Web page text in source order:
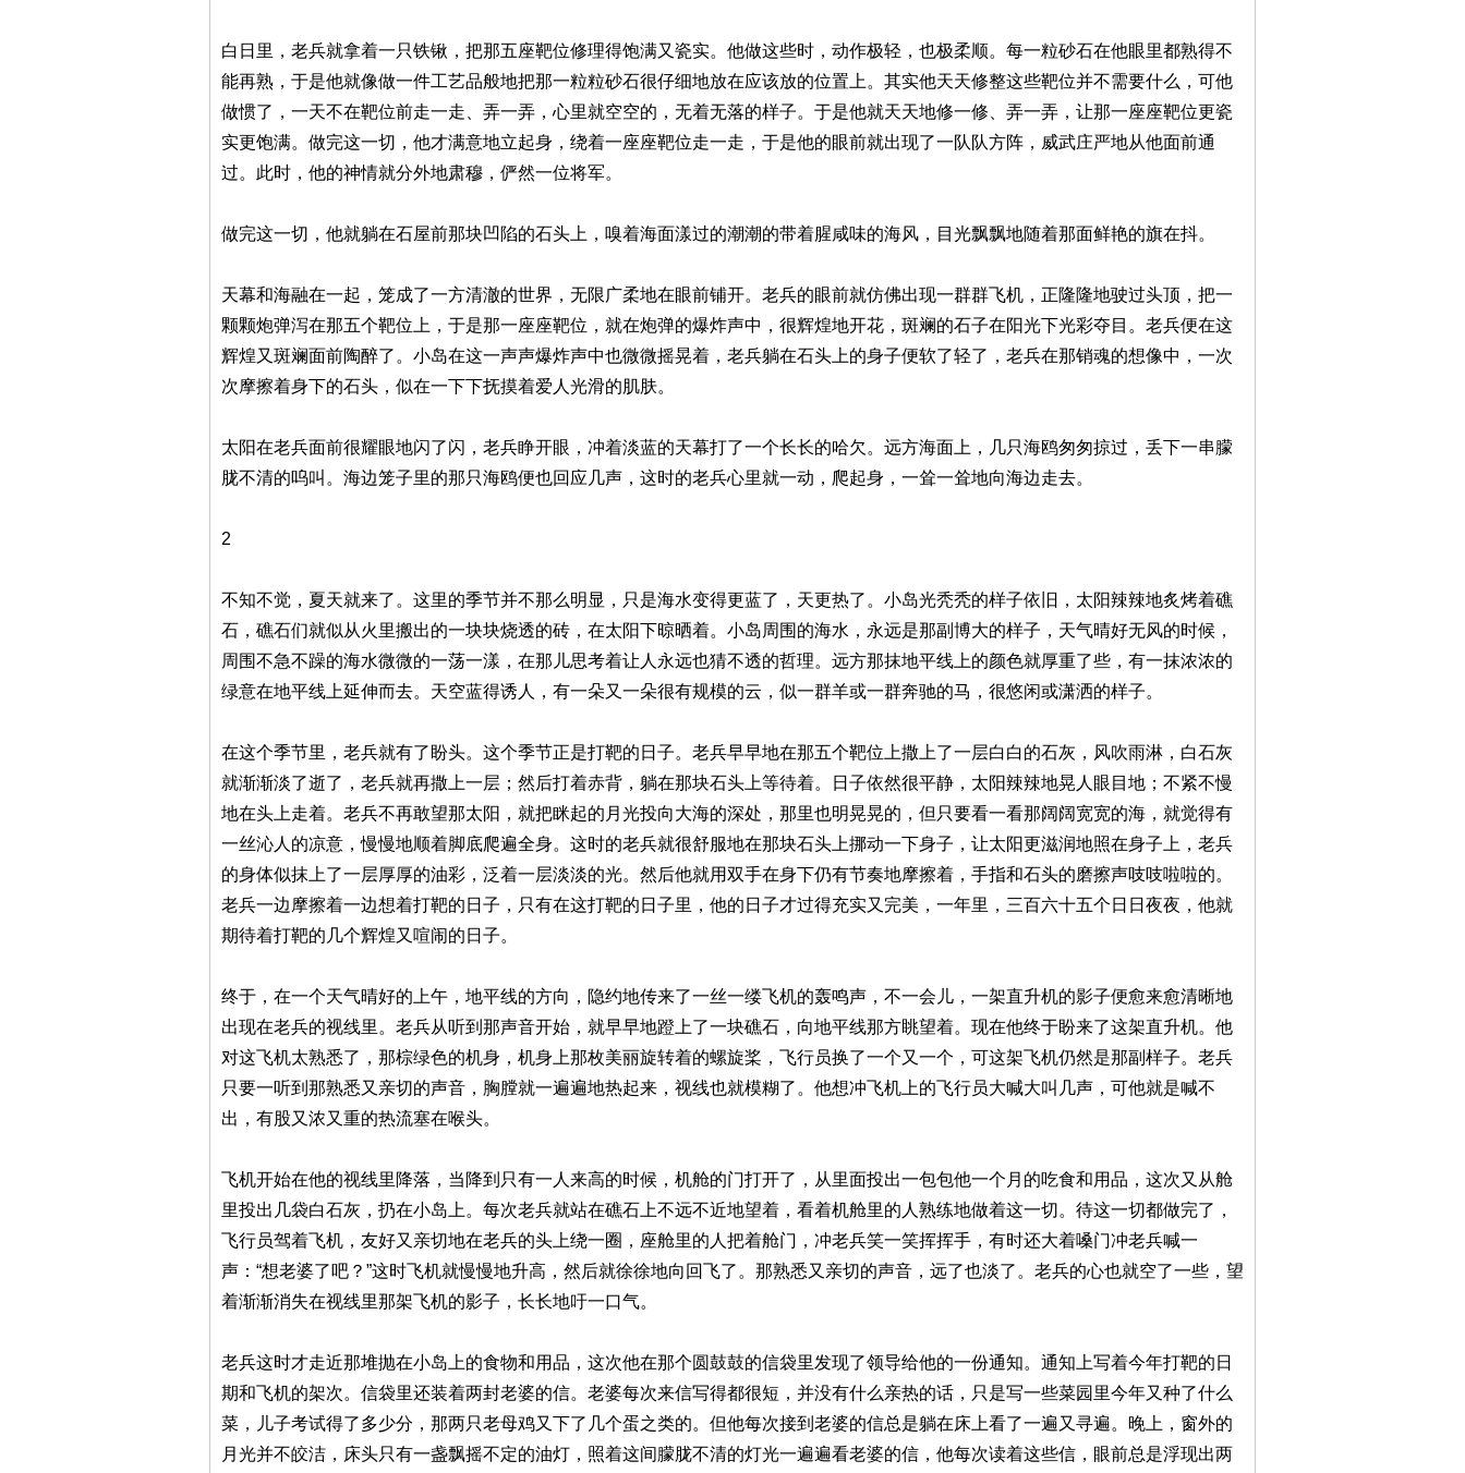
白日里，老兵就拿着一只铁锹，把那五座靶位修理得饱满又瓷实。他做这些时，动作极轻，也极柔顺。每一粒砂石在他眼里都熟得不
能再熟，于是他就像做一件工艺品般地把那一粒粒砂石很仔细地放在应该放的位置上。其实他天天修整这些靶位并不需要什么，可他
做惯了，一天不在靶位前走一走、弄一弄，心里就空空的，无着无落的样子。于是他就天天地修一修、弄一弄，让那一座座靶位更瓷
实更饱满。做完这一切，他才满意地立起身，绕着一座座靶位走一走，于是他的眼前就出现了一队队方阵，威武庄严地从他面前通
过。此时，他的神情就分外地肃穆，俨然一位将军。
做完这一切，他就躺在石屋前那块凹陷的石头上，嗅着海面漾过的潮潮的带着腥咸味的海风，目光飘飘地随着那面鲜艳的旗在抖。
天幕和海融在一起，笼成了一方清澈的世界，无限广柔地在眼前铺开。老兵的眼前就仿佛出现一群群飞机，正隆隆地驶过头顶，把一
颗颗炮弹泻在那五个靶位上，于是那一座座靶位，就在炮弹的爆炸声中，很辉煌地开花，斑斓的石子在阳光下光彩夺目。老兵便在这
辉煌又斑斓面前陶醉了。小岛在这一声声爆炸声中也微微摇晃着，老兵躺在石头上的身子便软了轻了，老兵在那销魂的想像中，一次
次摩擦着身下的石头，似在一下下抚摸着爱人光滑的肌肤。
太阳在老兵面前很耀眼地闪了闪，老兵睁开眼，冲着淡蓝的天幕打了一个长长的哈欠。远方海面上，几只海鸥匆匆掠过，丢下一串朦
胧不清的呜叫。海边笼子里的那只海鸥便也回应几声，这时的老兵心里就一动，爬起身，一耸一耸地向海边走去。
2
不知不觉，夏天就来了。这里的季节并不那么明显，只是海水变得更蓝了，天更热了。小岛光秃秃的样子依旧，太阳辣辣地炙烤着礁
石，礁石们就似从火里搬出的一块块烧透的砖，在太阳下晾晒着。小岛周围的海水，永远是那副博大的样子，天气晴好无风的时候，
周围不急不躁的海水微微的一荡一漾，在那儿思考着让人永远也猜不透的哲理。远方那抹地平线上的颜色就厚重了些，有一抹浓浓的
绿意在地平线上延伸而去。天空蓝得诱人，有一朵又一朵很有规模的云，似一群羊或一群奔驰的马，很悠闲或潇洒的样子。
在这个季节里，老兵就有了盼头。这个季节正是打靶的日子。老兵早早地在那五个靶位上撒上了一层白白的石灰，风吹雨淋，白石灰
就渐渐淡了逝了，老兵就再撒上一层；然后打着赤背，躺在那块石头上等待着。日子依然很平静，太阳辣辣地晃人眼目地；不紧不慢
地在头上走着。老兵不再敢望那太阳，就把眯起的月光投向大海的深处，那里也明晃晃的，但只要看一看那阔阔宽宽的海，就觉得有
一丝沁人的凉意，慢慢地顺着脚底爬遍全身。这时的老兵就很舒服地在那块石头上挪动一下身子，让太阳更滋润地照在身子上，老兵
的身体似抹上了一层厚厚的油彩，泛着一层淡淡的光。然后他就用双手在身下仍有节奏地摩擦着，手指和石头的磨擦声吱吱啦啦的。
老兵一边摩擦着一边想着打靶的日子，只有在这打靶的日子里，他的日子才过得充实又完美，一年里，三百六十五个日日夜夜，他就
期待着打靶的几个辉煌又喧闹的日子。
终于，在一个天气晴好的上午，地平线的方向，隐约地传来了一丝一缕飞机的轰鸣声，不一会儿，一架直升机的影子便愈来愈清晰地
出现在老兵的视线里。老兵从听到那声音开始，就早早地蹬上了一块礁石，向地平线那方眺望着。现在他终于盼来了这架直升机。他
对这飞机太熟悉了，那棕绿色的机身，机身上那枚美丽旋转着的螺旋桨，飞行员换了一个又一个，可这架飞机仍然是那副样子。老兵
只要一听到那熟悉又亲切的声音，胸膛就一遍遍地热起来，视线也就模糊了。他想冲飞机上的飞行员大喊大叫几声，可他就是喊不
出，有股又浓又重的热流塞在喉头。
飞机开始在他的视线里降落，当降到只有一人来高的时候，机舱的门打开了，从里面投出一包包他一个月的吃食和用品，这次又从舱
里投出几袋白石灰，扔在小岛上。每次老兵就站在礁石上不远不近地望着，看着机舱里的人熟练地做着这一切。待这一切都做完了，
飞行员驾着飞机，友好又亲切地在老兵的头上绕一圈，座舱里的人把着舱门，冲老兵笑一笑挥挥手，有时还大着嗓门冲老兵喊一
声：“想老婆了吧？”这时飞机就慢慢地升高，然后就徐徐地向回飞了。那熟悉又亲切的声音，远了也淡了。老兵的心也就空了一些，望
着渐渐消失在视线里那架飞机的影子，长长地吁一口气。
老兵这时才走近那堆抛在小岛上的食物和用品，这次他在那个圆鼓鼓的信袋里发现了领导给他的一份通知。通知上写着今年打靶的日
期和飞机的架次。信袋里还装着两封老婆的信。老婆每次来信写得都很短，并没有什么亲热的话，只是写一些菜园里今年又种了什么
菜，儿子考试得了多少分，那两只老母鸡又下了几个蛋之类的。但他每次接到老婆的信总是躺在床上看了一遍又寻遍。晚上，窗外的
月光并不皎洁，床头只有一盏飘摇不定的油灯，照着这间朦胧不清的灯光一遍遍看老婆的信，他每次读着这些信，眼前总是浮现出两